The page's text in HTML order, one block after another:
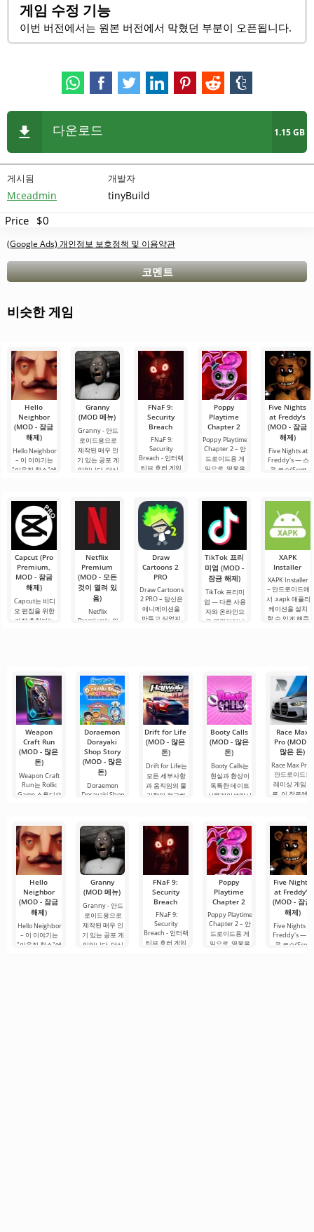
게임 수정 기능
이번 버전에서는 원본 버전에서 막혔던 부분이 오픈됩니다.
다운로드 1.15 GB
게시됨
Mceadmin
개발자
tinyBuild
Price $0
(Google Ads) 개인정보 보호정책 및 이용약관
코멘트
비슷한 게임
Hello
Neighbor
(MOD - 잠금
해제)
Hello Neighbor
– 이 이야기는
"이웃집 찰스"에
픽으로 안드로
이드 장치용으
로 제작되었습
니다. 여기서 당
신은 이웃과의
복잡한 상황을
Granny
(MOD 메뉴)
Granny - 안드
로이드용으로
제작된 매우 인
기 있는 공포 게
임입니다. 당신
서 깨어난다고
상상해 보세요.
머리가 지끈거
리고.
FNaF 9:
Security
Breach
FNaF 9:
Security
Breach - 인터랙
티브 호러 게임
내는 특징이 있
습니다. 이 게임
은 애니마트로
닉과 함께하는
유명 게임
Poppy
Playtime
Chapter 2
Poppy Playtime
Chapter 2 – 안
드로이드용 게
임으로, 영웅을
어의 세계로 빠
뜨립니다. 스토
리에 따르면, 여
러분은
Five Nights
at Freddy's
(MOD - 잠금
해제)
Five Nights at
Freddy's — 스
콧 코슨(Scott
드용 아이코닉
호러 게임으로,
전 세계적인 센
세이션을 일으
켰습니다. 이 게
임은.
Capcut (Pro
Premium,
MOD - 잠금
해제)
Capcut는 비디
오 편집을 위한
가장 추천되는
장합니다. 많은
사용자에게 무
료 버전은 모든
편집 요구를
Netflix
Premium
(MOD - 모든
것이 열려 있
음)
Netflix
Premium는 안
있는 서비스 중
하나입니다. 이
곳에는 최신 미
디어 제품뿐만
아니라
Draw
Cartoons 2
PRO
Draw Cartoons
2 PRO – 당신은
애니메이션을
만들고 싶었지
에 달려 있습니
다. 복잡한
TikTok 프리
미엄 (MOD -
잠금 해제)
TikTok 프리미
엄 — 다른 사용
자와 온라인으
로 연결하거나
나 힘든 하루를.
XAPK
Installer
XAPK Installer
– 안드로이드에
서 .xapk 애플리
케이션을 설치
할 수 있게 해줍
시작할 수
Weapon
Craft Run
(MOD - 많은
돈)
Weapon Craft
Run는 Rollic
Game 스튜디오
Doraemon
Dorayaki
Shop Story
(MOD - 많은
돈)
Doraemon
Dorayaki Shop
Drift for Life
(MOD - 많은
돈)
Drift for Life는
모든 세부사항
과 움직임의 물
리학이 정교하
Booty Calls
(MOD - 많은
돈)
Booty Calls는
현실과 환상이
독특한 데이트
시뮬레이션에서
Race Max
Pro (MOD -
많은 돈)
Race Max Pro
안드로이드용
레이싱 게임으
로, 이 장르에서
Hello
Neighbor
(MOD - 잠금
해제)
Hello Neighbor
– 이 이야기는
"이웃집 찰스"에
Granny
(MOD 메뉴)
Granny - 안드
로이드용으로
제작된 매우 인
기 있는 공포 게
임입니다. 당신
FNaF 9:
Security
Breach
FNaF 9:
Security
Breach - 인터랙
티브 호러 게임
Poppy
Playtime
Chapter 2
Poppy Playtime
Chapter 2 – 안
드로이드용 게
임으로, 영웅을
Five Nights
at Freddy's
(MOD - 잠금
해제)
Five Nights at
Freddy's — 스
콧 코슨(Scott